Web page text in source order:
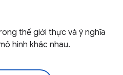
thế giới thực và ý nghĩa
hình khác nhau.